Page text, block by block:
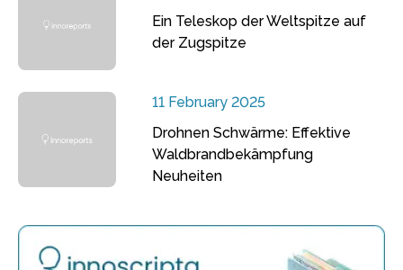
Ein Teleskop der Weltspitze auf
der Zugspitze
11 February 2025
Drohnen Schwärme: Effektive
Waldbrandbekämpfung
Neuheiten